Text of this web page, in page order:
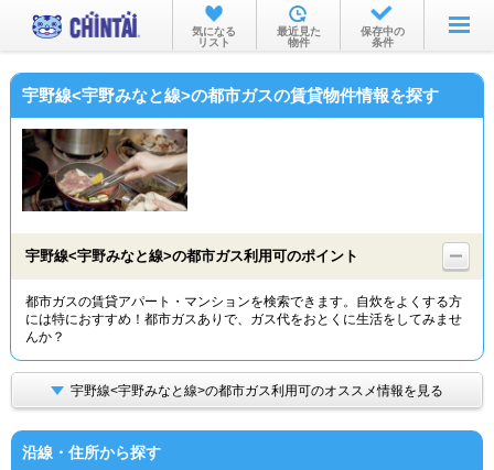
お部屋を探す
沿線・駅から
物件特集から
TOP
気になる
リスト
最近見た
物件
保存中の
条件
宇野線<宇野みなと線>の都市ガスの賃貸物件情報を探す
宇野線<宇野みなと線>の都市ガス利用可のポイント
都市ガスの賃貸アパート・マンションを検索できます。自炊をよくする方
には特におすすめ！都市ガスありで、ガス代をおとくに生活をしてみませ
んか？
宇野線<宇野みなと線>の都市ガス利用可のオススメ情報を見る
沿線・住所から探す